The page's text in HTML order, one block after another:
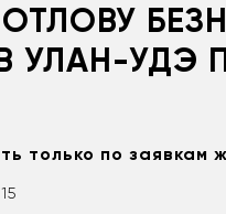
УЛАН-УДЭ
только по заявкам